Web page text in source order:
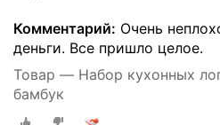
Комментарий: Очень
деньги. Все пришло целое.
Товар — Набор кухонных
бамбук